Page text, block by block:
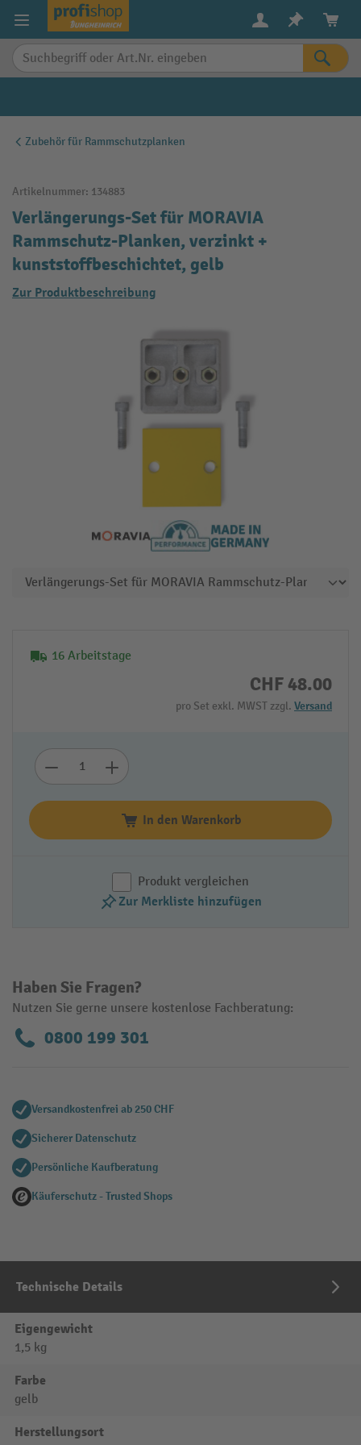
springen
Zubehör für Rammschutzplanken
Artikelnummer: 134883
Verlängerungs-Set für MORAVIA
Rammschutz-Planken, verzinkt +
kunststoffbeschichtet, gelb
Zur Produktbeschreibung
16 Arbeitstage
CHF 48.00
pro Set exkl. MWST zzgl. Versand
In den Warenkorb
Produkt vergleichen
Zur Merkliste hinzufügen
Haben Sie Fragen?
Nutzen Sie gerne unsere kostenlose Fachberatung:
0800 199 301
Versandkostenfrei ab 250 CHF
Sicherer Datenschutz
Persönliche Kaufberatung
Käuferschutz - Trusted Shops
Technische Details
Eigengewicht
1,5 kg
Farbe
gelb
Herstellungsort